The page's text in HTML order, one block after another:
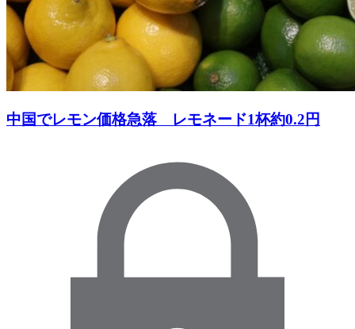
中国でレモン価格急落 レモネード1杯約0.2円